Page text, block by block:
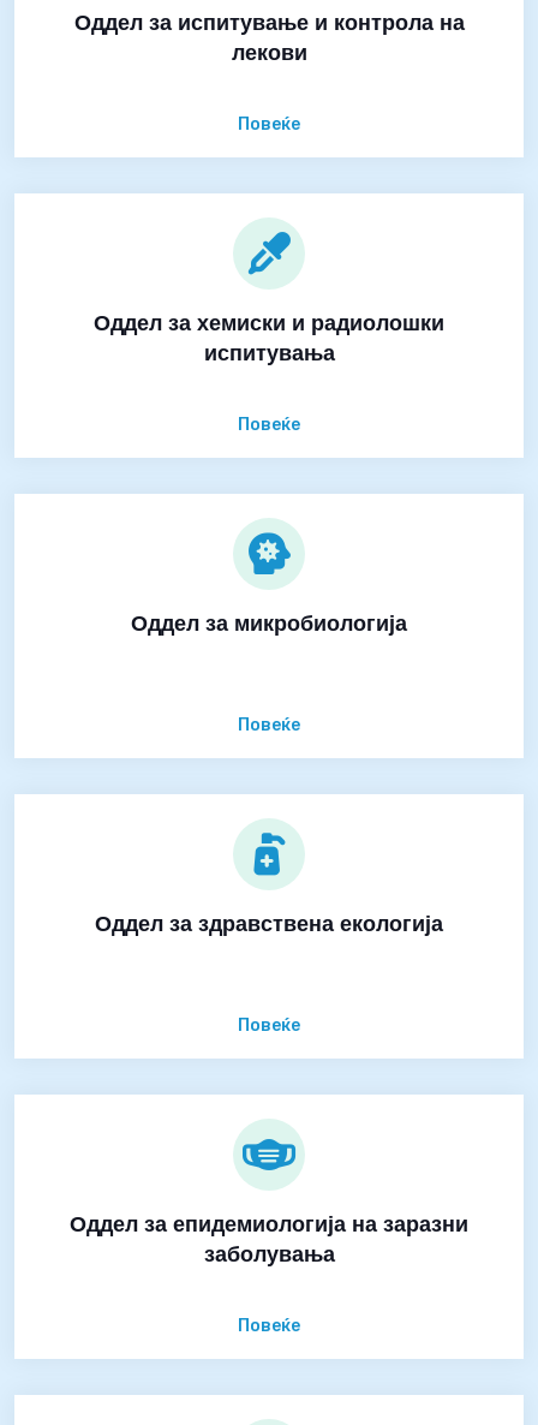
Оддел за испитување и контрола на
лекови
Повеќе
Оддел за хемиски и радиолошки
испитувања
Повеќе
Оддел за микробиологија
Повеќе
Оддел за здравствена екологија
Повеќе
Оддел за епидемиологија на заразни
заболувања
Повеќе